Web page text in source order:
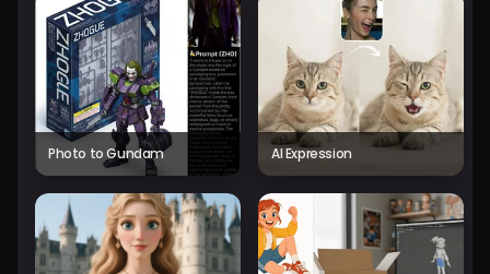
Photo to Gundam AI Expression